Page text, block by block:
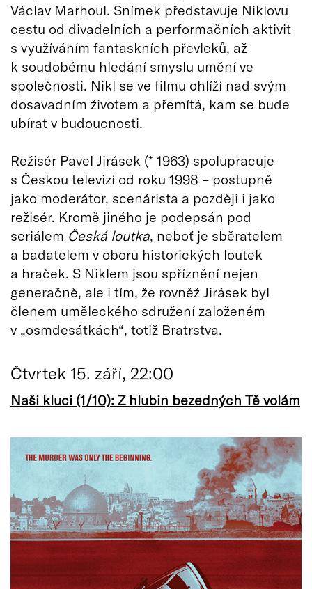
Václav Marhoul. Snímek představuje Niklovu
cestu od divadelních a performačních aktivit
s využíváním fantaskních převleků, až
k soudobému hledání smyslu umění ve
společnosti. Nikl se ve filmu ohlíží nad svým
dosavadním životem a přemítá, kam se bude
ubírat v budoucnosti.
Režisér Pavel Jirásek (* 1963) spolupracuje
s Českou televizí od roku 1998 – postupně
jako moderátor, scenárista a později i jako
režisér. Kromě jiného je podepsán pod
seriálem Česká loutka, neboť je sběratelem
a badatelem v oboru historických loutek
a hraček. S Niklem jsou spříznění nejen
generačně, ale i tím, že rovněž Jirásek byl
členem uměleckého sdružení založeném
v „osmdesátkách“, totiž Bratrstva.
Čtvrtek 15. září, 22:00
Naši kluci (1/10): Z hlubin bezedných Tě volám